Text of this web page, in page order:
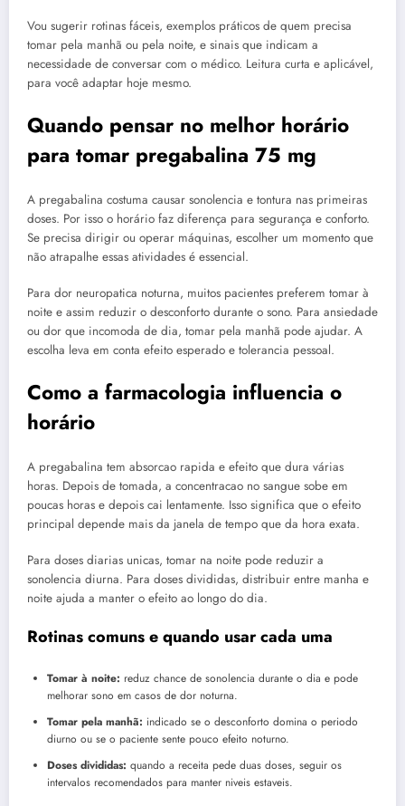
Vou sugerir rotinas fáceis, exemplos práticos de quem precisa
tomar pela manhã ou pela noite, e sinais que indicam a
necessidade de conversar com o médico. Leitura curta e aplicável,
para você adaptar hoje mesmo.
Quando pensar no melhor horário
para tomar pregabalina 75 mg
A pregabalina costuma causar sonolencia e tontura nas primeiras
doses. Por isso o horário faz diferença para segurança e conforto.
Se precisa dirigir ou operar máquinas, escolher um momento que
não atrapalhe essas atividades é essencial.
Para dor neuropatica noturna, muitos pacientes preferem tomar à
noite e assim reduzir o desconforto durante o sono. Para ansiedade
ou dor que incomoda de dia, tomar pela manhã pode ajudar. A
escolha leva em conta efeito esperado e tolerancia pessoal.
Como a farmacologia influencia o
horário
A pregabalina tem absorcao rapida e efeito que dura várias
horas. Depois de tomada, a concentracao no sangue sobe em
poucas horas e depois cai lentamente. Isso significa que o efeito
principal depende mais da janela de tempo que da hora exata.
Para doses diarias unicas, tomar na noite pode reduzir a
sonolencia diurna. Para doses divididas, distribuir entre manha e
noite ajuda a manter o efeito ao longo do dia.
Rotinas comuns e quando usar cada uma
Tomar à noite: reduz chance de sonolencia durante o dia e pode
melhorar sono em casos de dor noturna.
Tomar pela manhã: indicado se o desconforto domina o periodo
diurno ou se o paciente sente pouco efeito noturno.
Doses divididas: quando a receita pede duas doses, seguir os
intervalos recomendados para manter niveis estaveis.